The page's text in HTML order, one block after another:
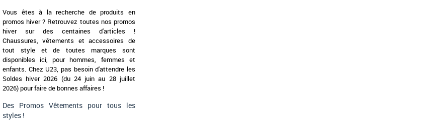
Vous êtes à la recherche de produits en
promos hiver ? Retrouvez toutes nos promos
hiver sur des centaines d'articles !
Chaussures, vêtements et accessoires de
tout style et de toutes marques sont
disponibles ici, pour hommes, femmes et
enfants. Chez U23, pas besoin d'attendre les
Soldes hiver 2026 (du 24 juin au 28 juillet
2026) pour faire de bonnes affaires !
Des Promos Vêtements pour tous les
styles !